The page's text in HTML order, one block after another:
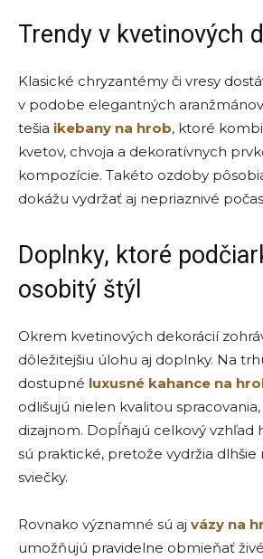
Trendy v kvetinových
Klasické chryzantémy či vresy
v podobe elegantných
tešia ikebany na hrob, ktoré
kvetov, chvoja a dekoratívnych
kompozície. Takéto ozdoby
dokážu vydržať aj nepriaznivé
Doplnky, ktoré
osobitý štýl
Okrem kvetinových dekorácií
dôležitejšiu úlohu aj doplnky. Na
dostupné luxusné kahance na
odlišujú nielen kvalitou
dizajnom. Dopĺňajú celkový vzhľad
sú praktické, pretože vydržia dlhšie
sviečky.
Rovnako významné sú aj vázy na
umožňujú pravidelne obmieňať